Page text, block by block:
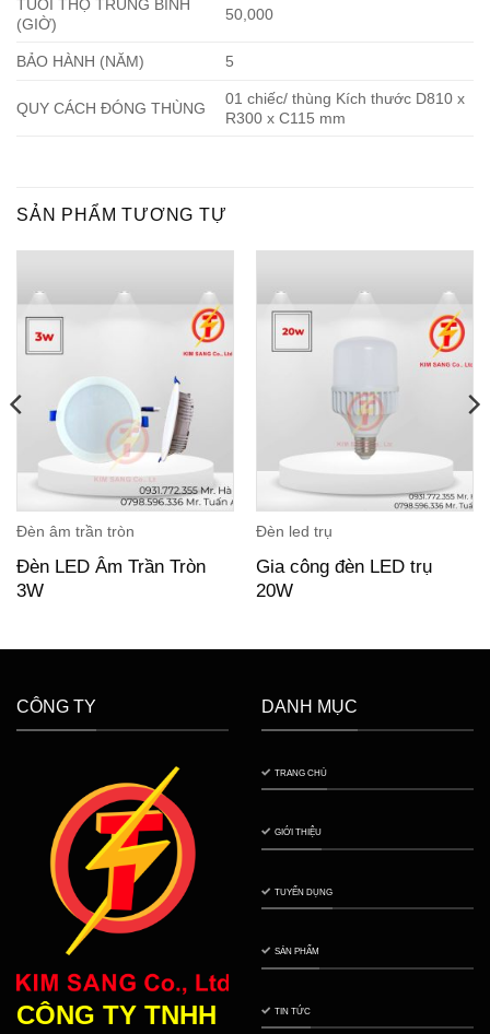
TUỔI THỌ TRUNG BÌNH
(GIỜ)
50,000
BẢO HÀNH (NĂM) 5
QUY CÁCH ĐÓNG THÙNG
01 chiếc/ thùng Kích thước D810 x
R300 x C115 mm
SẢN PHẨM TƯƠNG TỰ
Đèn âm trần tròn
Đèn LED Âm Trần Tròn
3W
Đèn led trụ
Gia công đèn LED trụ
20W
CÔNG TY
CÔNG TY TNHH
DANH MỤC
TRANG CHỦ
GIỚI THIỆU
TUYỂN DỤNG
SẢN PHẨM
TIN TỨC